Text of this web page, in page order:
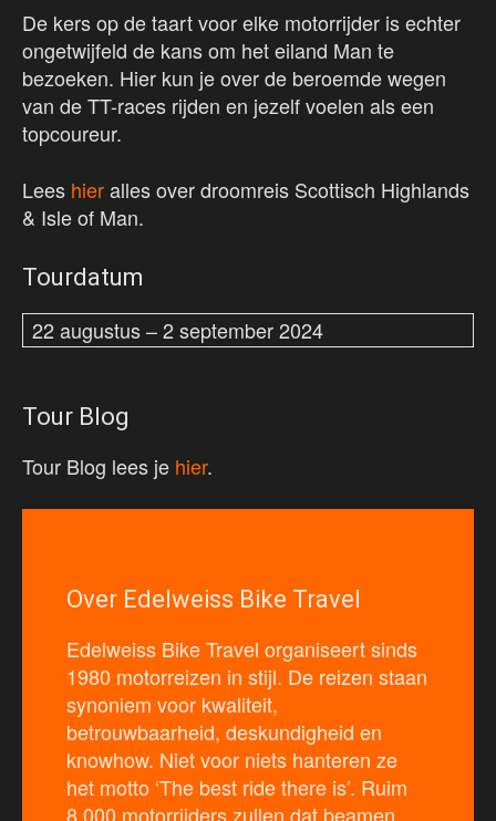
De kers op de taart voor elke motorrijder is echter
ongetwijfeld de kans om het eiland Man te
bezoeken. Hier kun je over de beroemde wegen
van de TT-races rijden en jezelf voelen als een
topcoureur.
Lees hieralles over droomreis Scottisch Highlands
& Isle of Man.
Tourdatum
22 augustus – 2 september 2024
Tour Blog
Tour Blog lees je hier.
Over Edelweiss Bike Travel
Edelweiss Bike Travel organiseert sinds
1980 motorreizen in stijl. De reizen staan
synoniem voor kwaliteit,
betrouwbaarheid, deskundigheid en
knowhow. Niet voor niets hanteren ze
het motto ‘The best ride there is’. Ruim
8.000 motorrijders zullen dat beamen.